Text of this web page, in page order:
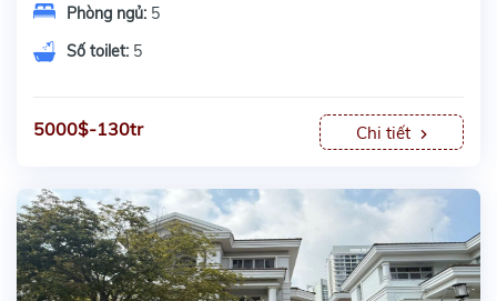
Phòng ngủ: 5
Số toilet: 5
5000$-130tr Chi tiết